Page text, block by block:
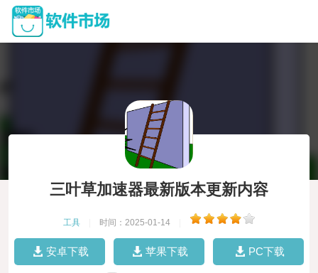
三叶草加速器最新版本更新内容
工具 时间：2025-01-14
安卓下载 苹果下载 PC下载